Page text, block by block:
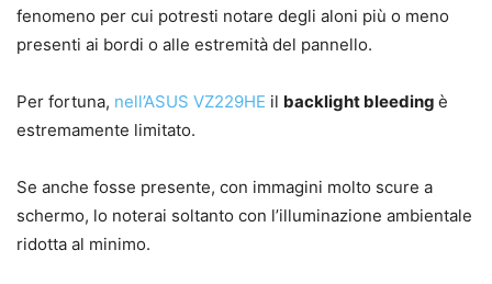
fenomeno per cui potresti notare degli aloni più o meno
presenti ai bordi o alle estremità del pannello.
Per fortuna, nell’ASUS VZ229HE il backlight bleeding è
estremamente limitato.
Se anche fosse presente, con immagini molto scure a
schermo, lo noterai soltanto con l’illuminazione ambientale
ridotta al minimo.